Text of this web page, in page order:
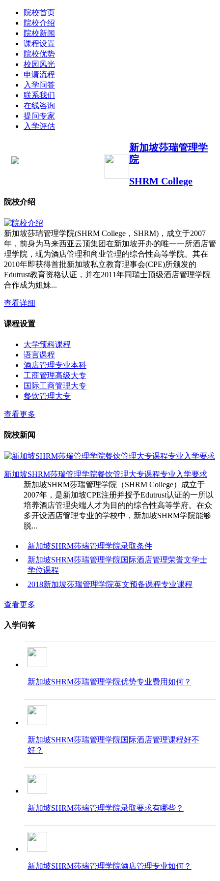
院校首页
院校介绍
院校新闻
课程设置
院校优势
校园风光
申请流程
入学问答
联系我们
在线咨询
提问专家
入学评估
新加坡莎瑞管理学
院
SHRM College
院校介绍
新加坡莎瑞管理学院(SHRM College，SHRM)，成立于2007
年，前身为马来西亚云顶集团在新加坡开办的唯一一所酒店管
理学院，现为酒店管理和商业管理的综合性高等学院。其在
2010年即获得首批新加坡私立教育理事会(CPE)所颁发的
Edutrust教育资格认证，并在2011年同瑞士顶级酒店管理学院
合作成为姐妹...
查看详细
课程设置
大学预科课程
语言课程
酒店管理专业本科
工商管理高级大专
国际工商管理大专
餐饮管理大专
查看更多
院校新闻
新加坡SHRM莎瑞管理学院餐饮管理大专课程专业入学要求
新加坡SHRM莎瑞管理学院（SHRM College）成立于
2007年，是新加坡CPE注册并授予Edutrust认证的一所以
培养酒店管理尖端人才为目的的综合性高等学府。在众
多开设酒店管理专业的学校中，新加坡SHRM学院能够
脱...
新加坡SHRM莎瑞管理学院录取条件
新加坡SHRM莎瑞管理学院国际酒店管理荣誉文学士
学位课程
2018新加坡莎瑞管理学院英文预备课程专业课程
查看更多
入学问答
新加坡SHRM莎瑞管理学院优势专业费用如何？
新加坡SHRM莎瑞管理学院国际酒店管理课程好不
好？
新加坡SHRM莎瑞管理学院录取要求​​​​​​​有哪些？
新加坡SHRM莎瑞管理学院酒店管理专业如何？